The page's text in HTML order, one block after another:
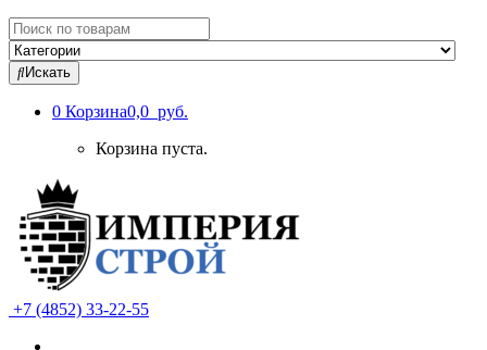
Search
for:
Искать
0 Корзина0,0 руб.
Корзина пуста.
+7 (4852) 33-22-55